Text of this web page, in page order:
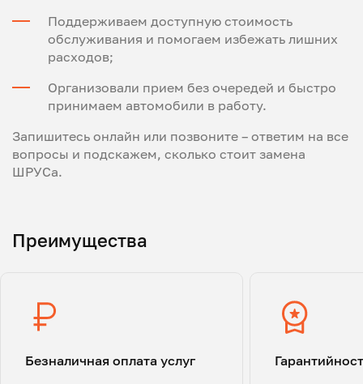
Поддерживаем доступную стоимость
обслуживания и помогаем избежать лишних
расходов;
Организовали прием без очередей и быстро
принимаем автомобили в работу.
Запишитесь онлайн или позвоните – ответим на все
вопросы и подскажем, сколько стоит замена
ШРУСа.
Преимущества
Безналичная оплата услуг